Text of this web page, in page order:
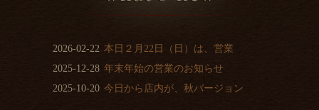
2026-02-22 本日２月22日（日）は、営業
2025-12-28 年末年始の営業のお知らせ
2025-10-20 今日から店内が、秋バージョン